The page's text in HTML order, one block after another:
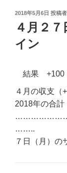
投
日:
2018年5月6日 投稿
４月２
イン
結果 +100
４月の収支（
2018年の合計
……..
７日（月）